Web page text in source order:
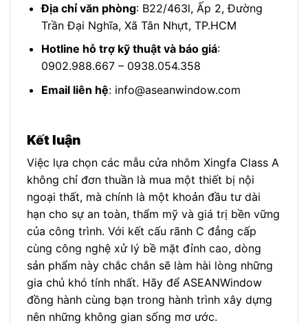
Địa chỉ văn phòng: B22/463l, Ấp 2, Đường
Trần Đại Nghĩa, Xã Tân Nhựt, TP.HCM
Hotline hỗ trợ kỹ thuật và báo giá:
0902.988.667 – 0938.054.358
Email liên hệ: info@aseanwindow.com
Kết luận
Việc lựa chọn các mẫu cửa nhôm Xingfa Class A
không chỉ đơn thuần là mua một thiết bị nội
ngoại thất, mà chính là một khoản đầu tư dài
hạn cho sự an toàn, thẩm mỹ và giá trị bền vững
của công trình. Với kết cấu rãnh C đẳng cấp
cùng công nghệ xử lý bề mặt đỉnh cao, dòng
sản phẩm này chắc chắn sẽ làm hài lòng những
gia chủ khó tính nhất. Hãy để ASEANWindow
đồng hành cùng bạn trong hành trình xây dựng
nên những không gian sống mơ ước.